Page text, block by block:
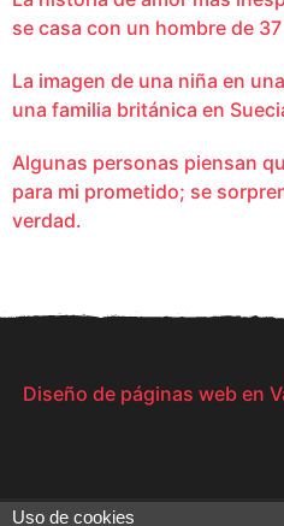
se casa con un hombre de 37
La imagen de una niña en
una familia británica en
Algunas personas piensan
para mi prometido; se
verdad.
Diseño de páginas web en
Uso de cookies